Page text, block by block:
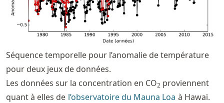
Séquence temporelle pour l’anomalie de température
pour deux jeux de données.
Les données sur la concentration en CO2 proviennent
quant à elles de l’observatoire du Mauna Loa à Hawaï.